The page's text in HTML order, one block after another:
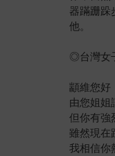
器蹣跚跺
他。
◎台灣女
顓維您好
由您姐姐
但你有強
雖然現在
我相信你